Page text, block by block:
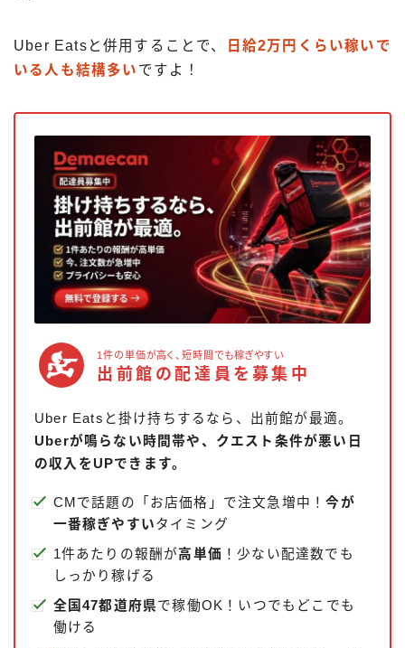
Uber Eatsと併用することで、
日給2万円くらい稼いで
いる人も結構多い ですよ！
1件の単価が高く、短時間でも稼ぎやすい
出前館の配達員を募集中
Uber Eatsと掛け持ちするなら、出前館が最適。
Uberが鳴らない時間帯や、クエスト条件が悪い日
の収入をUPできます。
CMで話題の「お店価格」で注文急増中！今が
一番稼ぎやすいタイミング
1件あたりの報酬が高単価 ！少ない配達数でも
しっかり稼げる
全国47都道府県で稼働OK！いつでもどこでも
働ける